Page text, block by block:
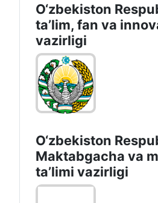
O‘zbekiston
taʼlim, fan va
vazirligi
O‘zbekiston
Maktabgacha va
taʼlimi vazirligi